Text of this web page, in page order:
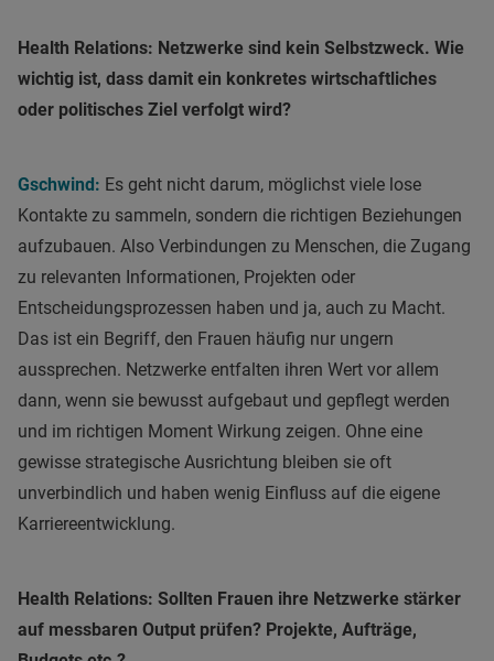
Health Relations: Netzwerke sind kein Selbstzweck. Wie
wichtig ist, dass damit ein konkretes wirtschaftliches
oder politisches Ziel verfolgt wird?
Gschwind: Es geht nicht darum, möglichst viele lose
Kontakte zu sammeln, sondern die richtigen Beziehungen
aufzubauen. Also Verbindungen zu Menschen, die Zugang
zu relevanten Informationen, Projekten oder
Entscheidungsprozessen haben und ja, auch zu Macht.
Das ist ein Begriff, den Frauen häufig nur ungern
aussprechen. Netzwerke entfalten ihren Wert vor allem
dann, wenn sie bewusst aufgebaut und gepflegt werden
und im richtigen Moment Wirkung zeigen. Ohne eine
gewisse strategische Ausrichtung bleiben sie oft
unverbindlich und haben wenig Einfluss auf die eigene
Karriereentwicklung.
Health Relations: Sollten Frauen ihre Netzwerke stärker
auf messbaren Output prüfen? Projekte, Aufträge,